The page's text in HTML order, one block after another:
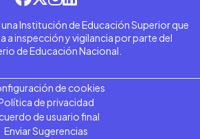
una Institución de Educación Superior que
a inspección y vigilancia por parte del
de Educación Nacional.
de cookies
de privacidad
de usuario final
Enviar Sugerencias